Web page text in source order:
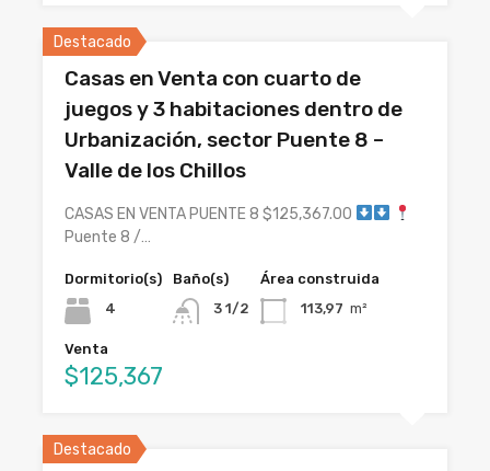
Destacado
Casas en Venta con cuarto de
juegos y 3 habitaciones dentro de
Urbanización, sector Puente 8 –
Valle de los Chillos
CASAS EN VENTA PUENTE 8 $125,367.00
Puente 8 /…
Dormitorio(s)
4
Baño(s)
3 1/2
Área construida
113,97 m²
Venta
$125,367
Destacado